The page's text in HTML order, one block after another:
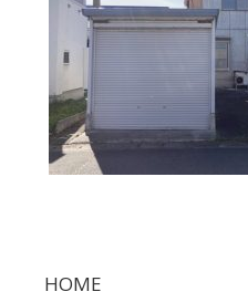
HOME